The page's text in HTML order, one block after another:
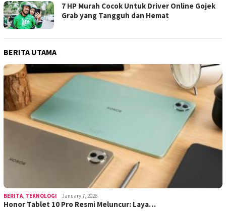
7 HP Murah Cocok Untuk Driver Online Gojek
Grab yang Tangguh dan Hemat
BERITA UTAMA
BERITA TEKNOLOGI January 7, 2026
Honor Tablet 10 Pro Resmi Meluncur: Laya…